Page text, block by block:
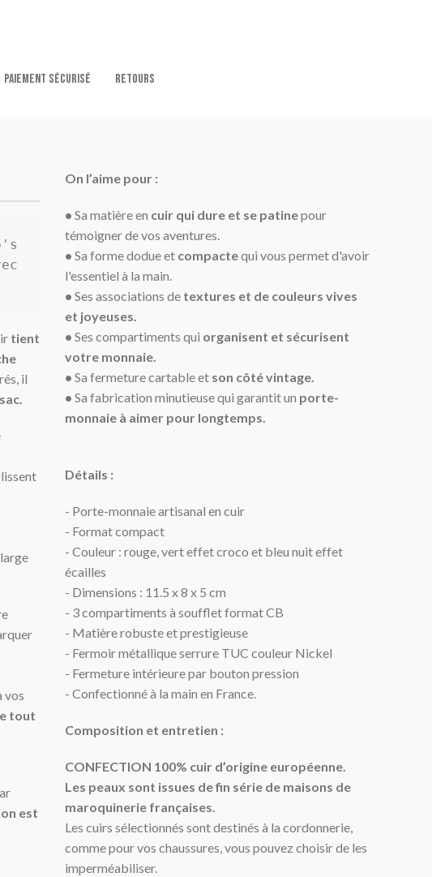
PAIEMENT SÉCURISÉ RETOURS
tient
il
vos
tout
est
On l’aime pour :
• Sa matière en cuir qui dure et se patinepour
témoigner de vos aventures.
• Sa forme dodue et compactequi vous permet d'avoir
l'essentiel à la main.
• Ses associations de textures et de couleurs vives
et joyeuses.
• Ses compartiments qui organisent et sécurisent
votre monnaie.
• Sa fermeture cartable et son côté vintage.
• Sa fabrication minutieuse qui garantit un porte-
monnaie à aimer pour longtemps.
Détails :
- Porte-monnaie artisanal en cuir
- Format compact
- Couleur : rouge, vert effet croco et bleu nuit effet
écailles
- Dimensions : 11.5 x 8 x 5 cm
- 3 compartiments à soufflet format CB
- Matière robuste et prestigieuse
- Fermoir métallique serrure TUC couleur Nickel
- Fermeture intérieure par bouton pression
- Confectionné à la main en France.
Composition et entretien :
CONFECTION 100% cuir d’origine européenne.
Les peaux sont issues de fin série de maisons de
maroquinerie françaises.
Les cuirs sélectionnés sont destinés à la cordonnerie,
comme pour vos chaussures, vous pouvez choisir de les
imperméabiliser.